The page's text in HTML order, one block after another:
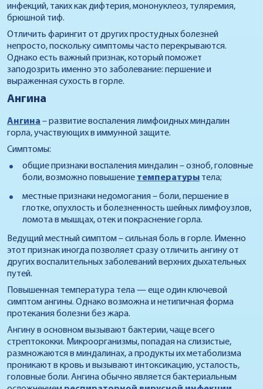
инфекций, таких как дифтерия, мононуклеоз, туляремия,
брюшной тиф.
Отличить фарингит от других простудных болезней
непросто, поскольку симптомы часто перекрываются.
Однако есть важный признак, который поможет
заподозрить именно это заболевание: першение и
выраженная сухость в горле.
Ангина
Ангина – развитие воспаления лимфоидных миндалин
горла, участвующих в иммунной защите.
Симптомы:
общие признаки воспаления миндалин – озноб, головные
боли, возможно повышение температуры тела;
местные признаки недомогания – боли, першение в
глотке, опухлость и болезненность шейных лимфоузлов,
ломота в мышцах, отек и покраснение горла.
Ведущий местный симптом – сильная боль в горле. Именно
этот признак иногда позволяет сразу отличить ангину от
других воспалительных заболеваний верхних дыхательных
путей.
Повышенная температура тела — еще один ключевой
симптом ангины. Однако возможна и нетипичная форма
протекания болезни без жара.
Ангину в основном вызывают бактерии, чаще всего
стрептококки. Микроорганизмы, попадая на слизистые,
размножаются в миндалинах, а продукты их метаболизма
проникают в кровь и вызывают интоксикацию, усталость,
головные боли. Ангина обычно является бактериальным